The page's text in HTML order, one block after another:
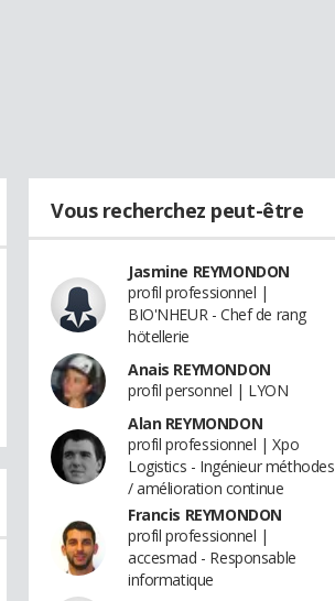
Vous recherchez peut-être
Jasmine REYMONDON
profil professionnel |
BIO'NHEUR - Chef de rang
hötellerie
Anais REYMONDON
profil personnel | LYON
Alan REYMONDON
profil professionnel | Xpo
Logistics - Ingénieur méthodes
/ amélioration continue
Francis REYMONDON
profil professionnel |
accesmad - Responsable
informatique